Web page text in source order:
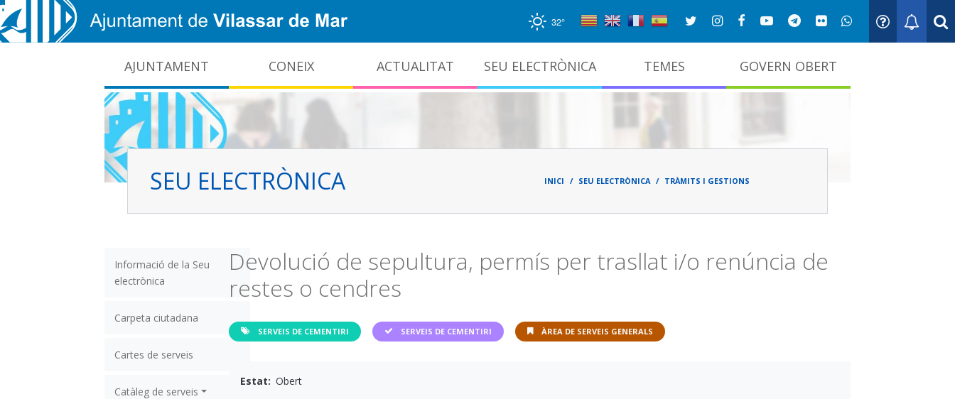
Vés al contingut
32°
AJUNTAMENT CONEIX ACTUALITAT SEU ELECTRÒNICA TEMES GOVERN OBERT
SEU ELECTRÒNICA Fild'ariadna
INICI SEU ELECTRÒNICA TRÀMITS I GESTIONS
Informació de la Seu
electrònica
Carpeta ciutadana
Cartes de serveis
Catàleg de serveis
Devolució de sepultura, permís per trasllat i/o renúncia de
restes o cendres
SERVEIS DE CEMENTIRI SERVEIS DE CEMENTIRI ÀREA DE SERVEIS GENERALS
Estat Obert